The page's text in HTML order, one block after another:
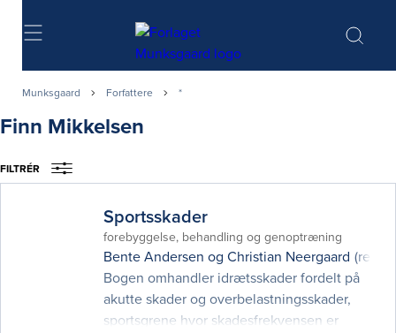
Søg
Munksgaard Forfattere *
Finn Mikkelsen
FILTRÉR
Sportsskader
forebyggelse, behandling og genoptræning
Bente Andersen og Christian Neergaard (red.)
Bogen omhandler idrætsskader fordelt på
akutte skader og overbelastningsskader,
sportsgrene hvor skadesfrekvensen er